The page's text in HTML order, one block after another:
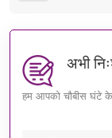
अभी
हम आपको चौबीस घंटे